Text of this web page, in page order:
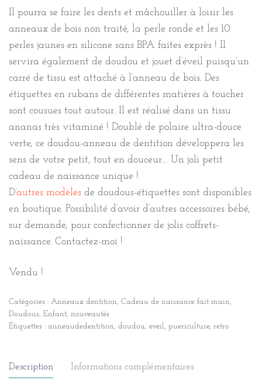
Il pourra se faire les dents et mâchouiller à loisir les
anneaux de bois non traité, la perle ronde et les 10
perles jaunes en silicone sans BPA faites exprès ! Il
servira également de doudou et jouet d’éveil puisqu’un
carré de tissu est attaché à l’anneau de bois. Des
étiquettes en rubans de différentes matières à toucher
sont cousues tout autour. Il est réalisé dans un tissu
ananas très vitaminé ! Doublé de polaire ultra-douce
verte, ce doudou-anneau de dentition développera les
sens de votre petit, tout en douceur… Un joli petit
cadeau de naissance unique !
D’autres modèles de doudous-étiquettes sont disponibles
en boutique. Possibilité d’avoir d’autres accessoires bébé,
sur demande, pour confectionner de jolis coffrets-
naissance. Contactez-moi !
Vendu !
Catégories : Anneaux dentition, Cadeau de naissance fait main,
Doudous, Enfant, nouveautés
Étiquettes : anneaudedentition, doudou, eveil, puericulture, retro
Description Informations complémentaires